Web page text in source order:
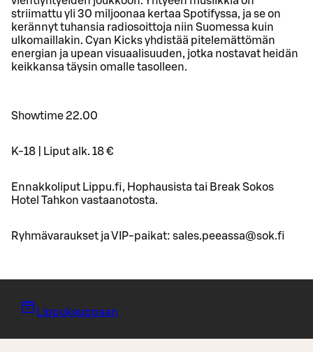
striimattu yli 30 miljoonaa kertaa Spotifyssa, ja se on
kerännyt tuhansia radiosoittoja niin Suomessa kuin
ulkomaillakin. Cyan Kicks yhdistää pitelemättömän
energian ja upean visuaalisuuden, jotka nostavat heidän
keikkansa täysin omalle tasolleen.
Showtime 22.00
K-18 | Liput alk. 18 €
Ennakkoliput Lippu.fi, Hophausista tai Break Sokos
Hotel Tahkon vastaanotosta.
Ryhmävaraukset ja VIP-paikat: sales.peeassa@sok.fi
Lippukauppaan